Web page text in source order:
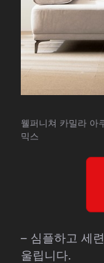
웰퍼니쳐 카밀라 아
믹스
– 심플하고 세
울립니다.